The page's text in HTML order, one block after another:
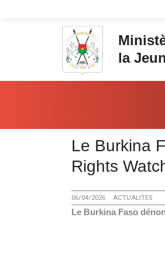
la
‎Le Burkina
Rights
06/04/2026 ACTUALITES
‎Le Burkina Faso